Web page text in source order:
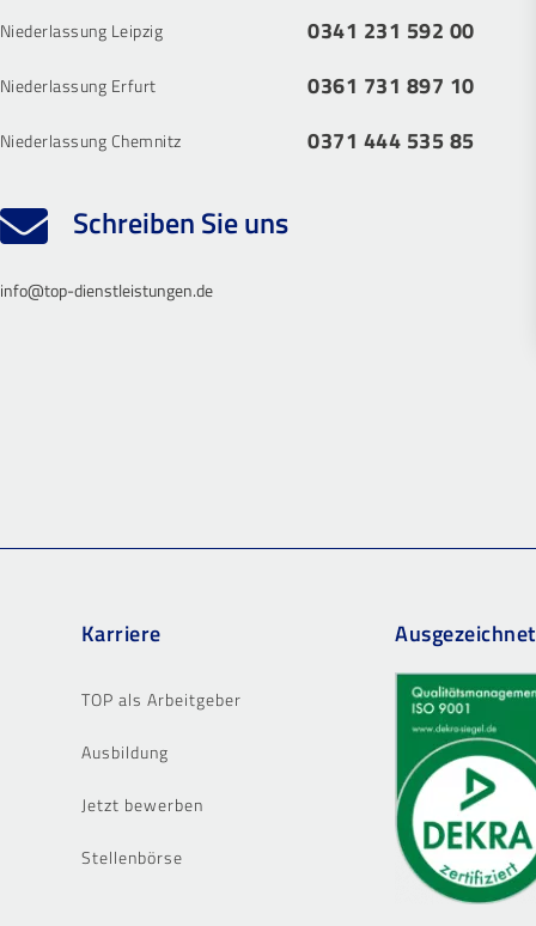
Niederlassung Leipzig 0341 231 592 00
Niederlassung Erfurt 0361 731 897 10
Niederlassung Chemnitz 0371 444 535 85
Schreiben Sie uns
info@top-dienstleistungen.de
Karriere
TOP als Arbeitgeber
Ausbildung
Jetzt bewerben
Stellenbörse
Ausgezeichnet